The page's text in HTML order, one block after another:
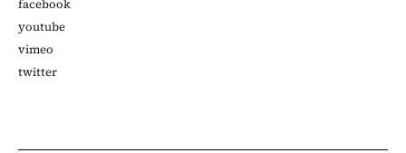
facebook
youtube
vimeo
twitter